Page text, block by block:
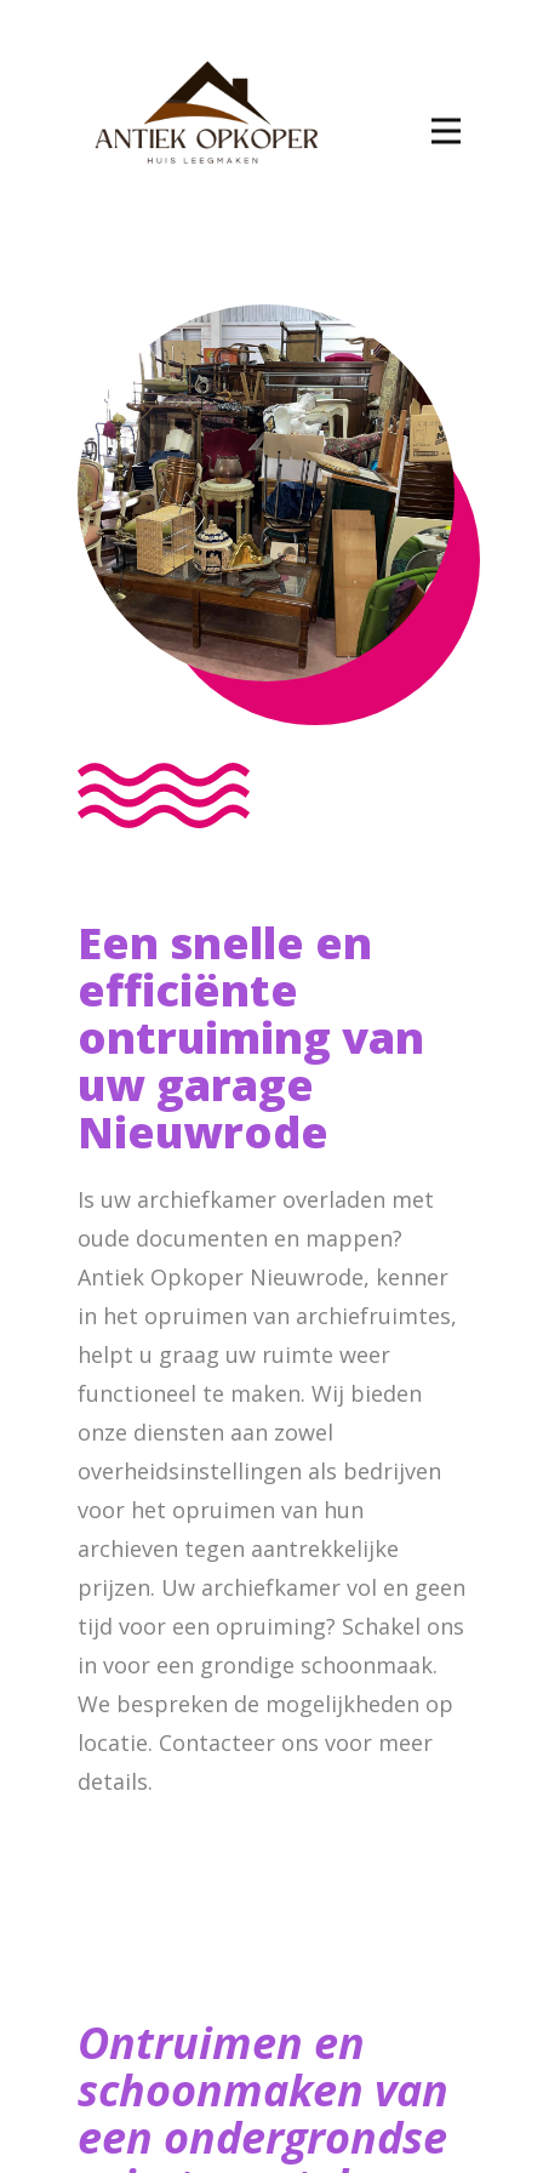
Een snelle en
efficiënte
ontruiming van
uw garage
Nieuwrode
Is uw archiefkamer overladen met
oude documenten en mappen?
Antiek Opkoper Nieuwrode, kenner
in het opruimen van archiefruimtes,
helpt u graag uw ruimte weer
functioneel te maken. Wij bieden
onze diensten aan zowel
overheidsinstellingen als bedrijven
voor het opruimen van hun
archieven tegen aantrekkelijke
prijzen. Uw archiefkamer vol en geen
tijd voor een opruiming? Schakel ons
in voor een grondige schoonmaak.
We bespreken de mogelijkheden op
locatie. Contacteer ons voor meer
details.
Ontruimen en
schoonmaken van
een ondergrondse